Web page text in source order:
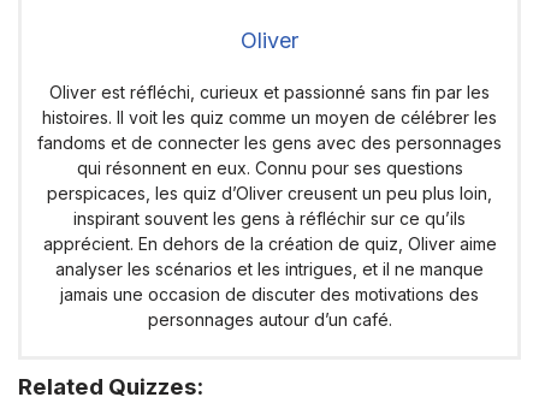
Oliver
Oliver est réfléchi, curieux et passionné sans fin par les
histoires. Il voit les quiz comme un moyen de célébrer les
fandoms et de connecter les gens avec des personnages
qui résonnent en eux. Connu pour ses questions
perspicaces, les quiz d’Oliver creusent un peu plus loin,
inspirant souvent les gens à réfléchir sur ce qu’ils
apprécient. En dehors de la création de quiz, Oliver aime
analyser les scénarios et les intrigues, et il ne manque
jamais une occasion de discuter des motivations des
personnages autour d’un café.
Related Quizzes: